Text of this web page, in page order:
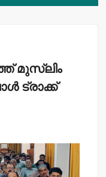
മുസ്ലിം
ട്രാക്ക്